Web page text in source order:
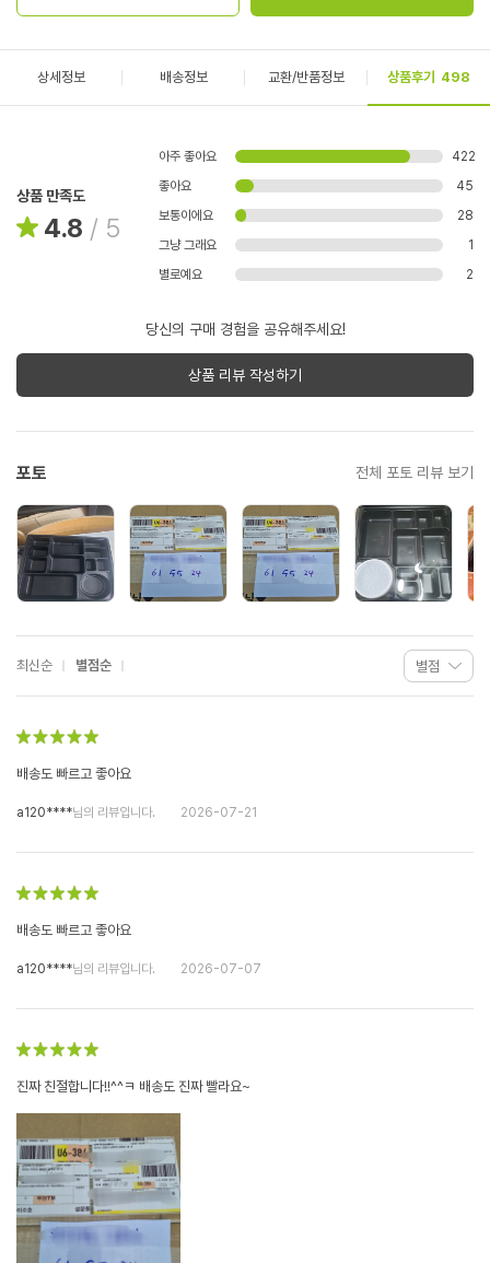
상세정보 배송정보 교환/반품정보 상품후기 498
상품 만족도
4.8 / 5
아주 좋아요
422
좋아요
45
보통이에요
28
그냥 그래요
1
별로예요
2
당신의 구매 경험을 공유해주세요!
상품 리뷰 작성하기
포토 전체 포토 리뷰 보기
최신순 별점순
배송도 빠르고 좋아요
a120****님의 리뷰입니다. 2026-07-21
배송도 빠르고 좋아요
a120****님의 리뷰입니다. 2026-07-07
진짜 친절합니다!!^^ㅋ 배송도 진짜 빨라요~